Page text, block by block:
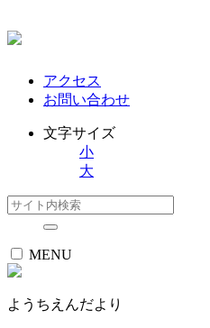
アクセス
お問い合わせ
文字サイズ
小
大
MENU
ようちえんだより